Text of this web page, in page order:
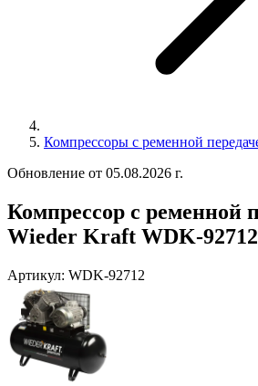
Компрессоры с ременной
Обновление от 05.08.2026 г.
Компрессор с ременной
Wieder Kraft WDK-92712
Артикул: WDK-92712